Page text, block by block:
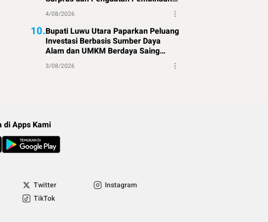
Atlet
4/08/2026
10.Bupati Luwu Utara Paparkan Peluang
Investasi Berbasis Sumber Daya
Alam dan UMKM Berdaya Saing
Global
3/08/2026
di Apps Kami
Twitter
Instagram
TikTok